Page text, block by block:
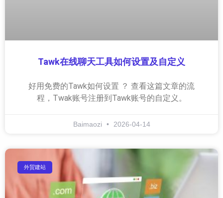
Tawk在线聊天工具如何设置及自定义
好用免费的Tawk如何设置 ？ 查看这篇文章的流
程，Twak账号注册到Tawk账号的自定义。
Baimaozi 2026-04-14
外贸建站